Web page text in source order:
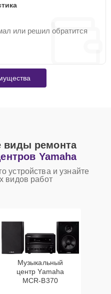
или решил обратится
виды ремонта
Yamaha
устройства и узнайте
видов работ
Музыкальный
центр Yamaha
MCR-B370